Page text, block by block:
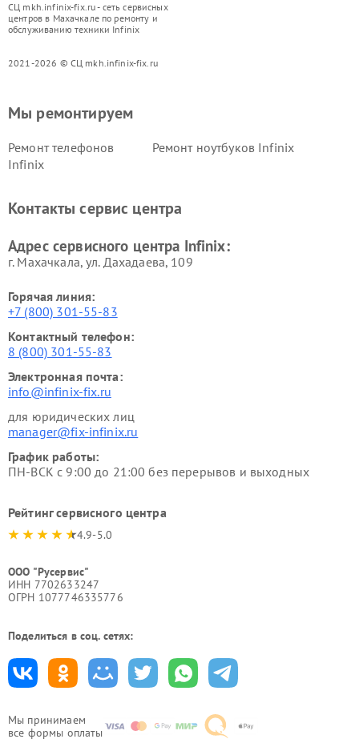
СЦ mkh.infinix-fix.ru - сеть сервисных
центров в Махачкале по ремонту и
обслуживанию техники Infinix
2021-2026 © СЦ mkh.infinix-fix.ru
Мы принимаем
все формы оплаты
Мы ремонтируем
Ремонт телефонов
Infinix
Ремонт ноутбуков Infinix
Контакты сервис центра
Адрес сервисного центра Infinix:
г. Махачкала, ул. Дахадаева, 109
Горячая линия:
+7 (800) 301-55-83
Контактный телефон:
8 (800) 301-55-83
Электронная почта:
info@infinix-fix.ru
для юридических лиц
manager@fix-infinix.ru
График работы:
ПН-ВСК с 9:00 до 21:00 без перерывов и выходных
Рейтинг сервисного центра
4.9-5.0
ООО "Русервис"
ИНН 7702633247
ОГРН 1077746335776
Поделиться в соц. сетях: